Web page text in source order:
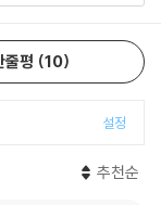
줄평 10
설정
추천순